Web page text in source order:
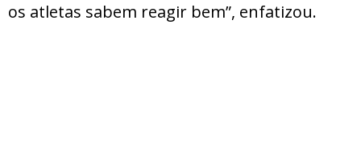
os atletas sabem reagir bem”, enfatizou.